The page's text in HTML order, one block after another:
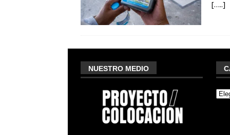
[…..]
NUESTRO MEDIO